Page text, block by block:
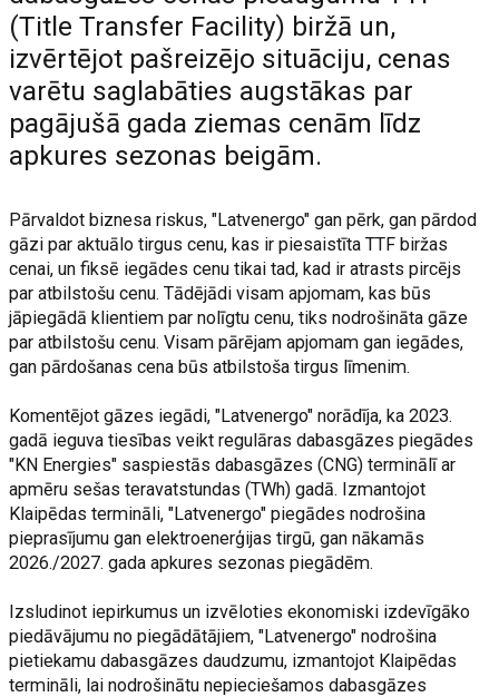
(Title Transfer Facility) biržā un,
izvērtējot pašreizējo situāciju, cenas
varētu saglabāties augstākas par
pagājušā gada ziemas cenām līdz
apkures sezonas beigām.
Pārvaldot biznesa riskus, "Latvenergo" gan pērk, gan pārdod
gāzi par aktuālo tirgus cenu, kas ir piesaistīta TTF biržas
cenai, un fiksē iegādes cenu tikai tad, kad ir atrasts pircējs
par atbilstošu cenu. Tādējādi visam apjomam, kas būs
jāpiegādā klientiem par nolīgtu cenu, tiks nodrošināta gāze
par atbilstošu cenu. Visam pārējam apjomam gan iegādes,
gan pārdošanas cena būs atbilstoša tirgus līmenim.
Komentējot gāzes iegādi, "Latvenergo" norādīja, ka 2023.
gadā ieguva tiesības veikt regulāras dabasgāzes piegādes
"KN Energies" saspiestās dabasgāzes (CNG) terminālī ar
apmēru sešas teravatstundas (TWh) gadā. Izmantojot
Klaipēdas termināli, "Latvenergo" piegādes nodrošina
pieprasījumu gan elektroenerģijas tirgū, gan nākamās
2026./2027. gada apkures sezonas piegādēm.
Izsludinot iepirkumus un izvēloties ekonomiski izdevīgāko
piedāvājumu no piegādātājiem, "Latvenergo" nodrošina
pietiekamu dabasgāzes daudzumu, izmantojot Klaipēdas
termināli, lai nodrošinātu nepieciešamos dabasgāzes